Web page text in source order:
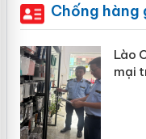
Chống hàng
Lào
mại